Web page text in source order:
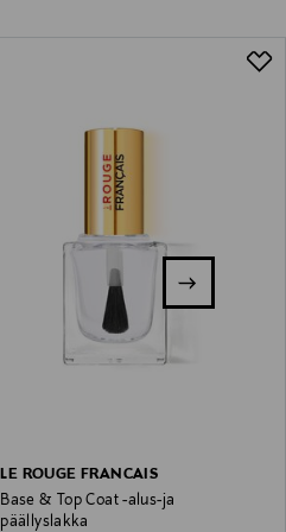
LE ROUGE FRANCAIS
Base & Top Coat -alus-ja
päällyslakka